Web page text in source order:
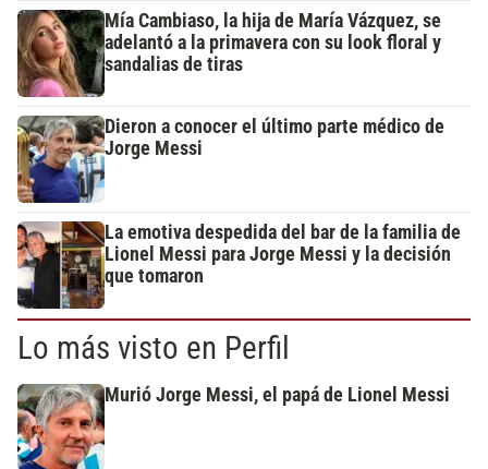
Mía Cambiaso, la hija de María Vázquez, se
adelantó a la primavera con su look floral y
sandalias de tiras
Dieron a conocer el último parte médico de
Jorge Messi
La emotiva despedida del bar de la familia de
Lionel Messi para Jorge Messi y la decisión
que tomaron
Lo más visto en Perfil
Murió Jorge Messi, el papá de Lionel Messi